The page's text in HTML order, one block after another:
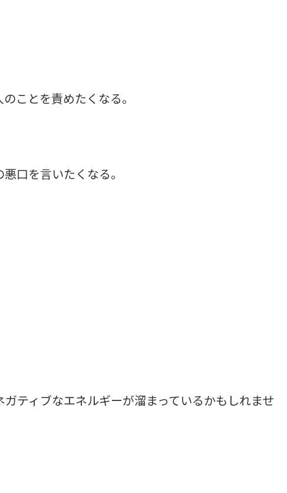
ことを責めたくなる。
口を言いたくなる。
ティブなエネルギーが溜まっているかもしれませ